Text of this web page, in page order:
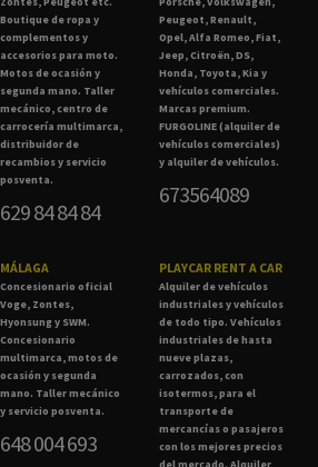
Boutique de ropa y
complementos y
accesorios para moto.
Motos de ocasión y
segunda mano. Taller
mecánico, centro de
carrocería multimarca,
distribuidor de
recambios y servicio
posventa.
629 84 84 84
Peugeot, Renault,
Opel, Alfa Romeo, Fiat,
Jeep, Citroën, DS,
Honda, Toyota, Kia y
vehículos comerciales.
Marcas premium.
FURGOLINE (alquiler de
vehículos comerciales)
y alquiler de vehículos.
673564089
MÁLAGA
Concesionario oficial
Voge, Zontes,
Hyonsung y SWM.
Concesionario
multimarca, motos de
ocasión y segunda
mano. Taller mecánico
y servicio posventa.
648 004 693
PLAYCAR RENT A CAR
Alquiler de vehículos
industriales y vehículos
de todo tipo. Vehículos
industriales de hasta
nueve plazas,
carrozados, con
isotermos, para el
transporte de
mercancías o pasajeros
con los mejores precios